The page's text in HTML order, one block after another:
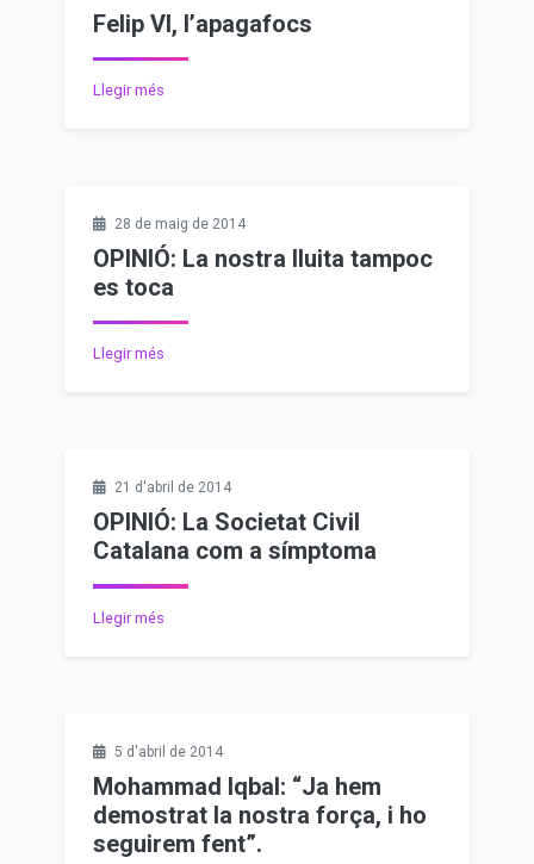
Felip VI, l’apagafocs
Llegir més
28 de maig de 2014
OPINIÓ: La nostra lluita tampoc
es toca
Llegir més
21 d'abril de 2014
OPINIÓ: La Societat Civil
Catalana com a símptoma
Llegir més
5 d'abril de 2014
Mohammad Iqbal: “Ja hem
demostrat la nostra força, i ho
seguirem fent”.